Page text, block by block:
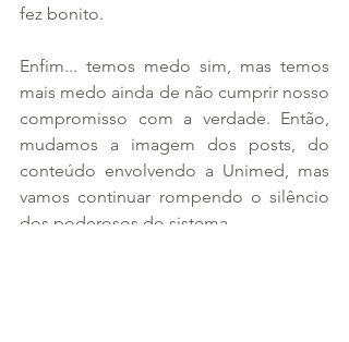
fez bonito.
Enfim... temos medo sim, mas temos
mais medo ainda de não cumprir nosso
compromisso com a verdade. Então,
mudamos a imagem dos posts, do
conteúdo envolvendo a Unimed, mas
vamos continuar rompendo o silêncio
dos poderosos do sistema.